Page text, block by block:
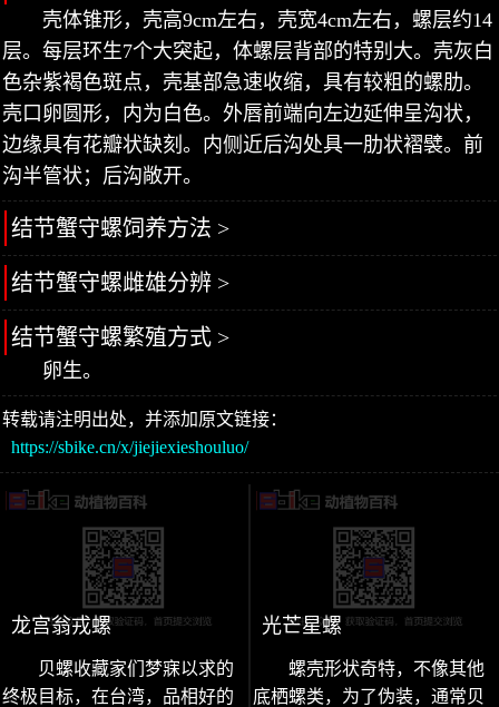
壳体锥形，壳高9cm左右，壳宽4cm左右，螺层约14
层。每层环生7个大突起，体螺层背部的特别大。壳灰白
色杂紫褐色斑点，壳基部急速收缩，具有较粗的螺肋。
壳口卵圆形，内为白色。外唇前端向左边延伸呈沟状，
边缘具有花瓣状缺刻。内侧近后沟处具一肋状褶襞。前
沟半管状；后沟敞开。
结节蟹守螺饲养方法 >
结节蟹守螺雌雄分辨 >
结节蟹守螺繁殖方式 >
卵生。
转载请注明出处，并添加原文链接：
https://sbike.cn/x/jiejiexieshouluo/
龙宫翁戎螺
贝螺收藏家们梦寐以求的
终极目标，在台湾，品相好的
光芒星螺
螺壳形状奇特，不像其他
底栖螺类，为了伪装，通常贝